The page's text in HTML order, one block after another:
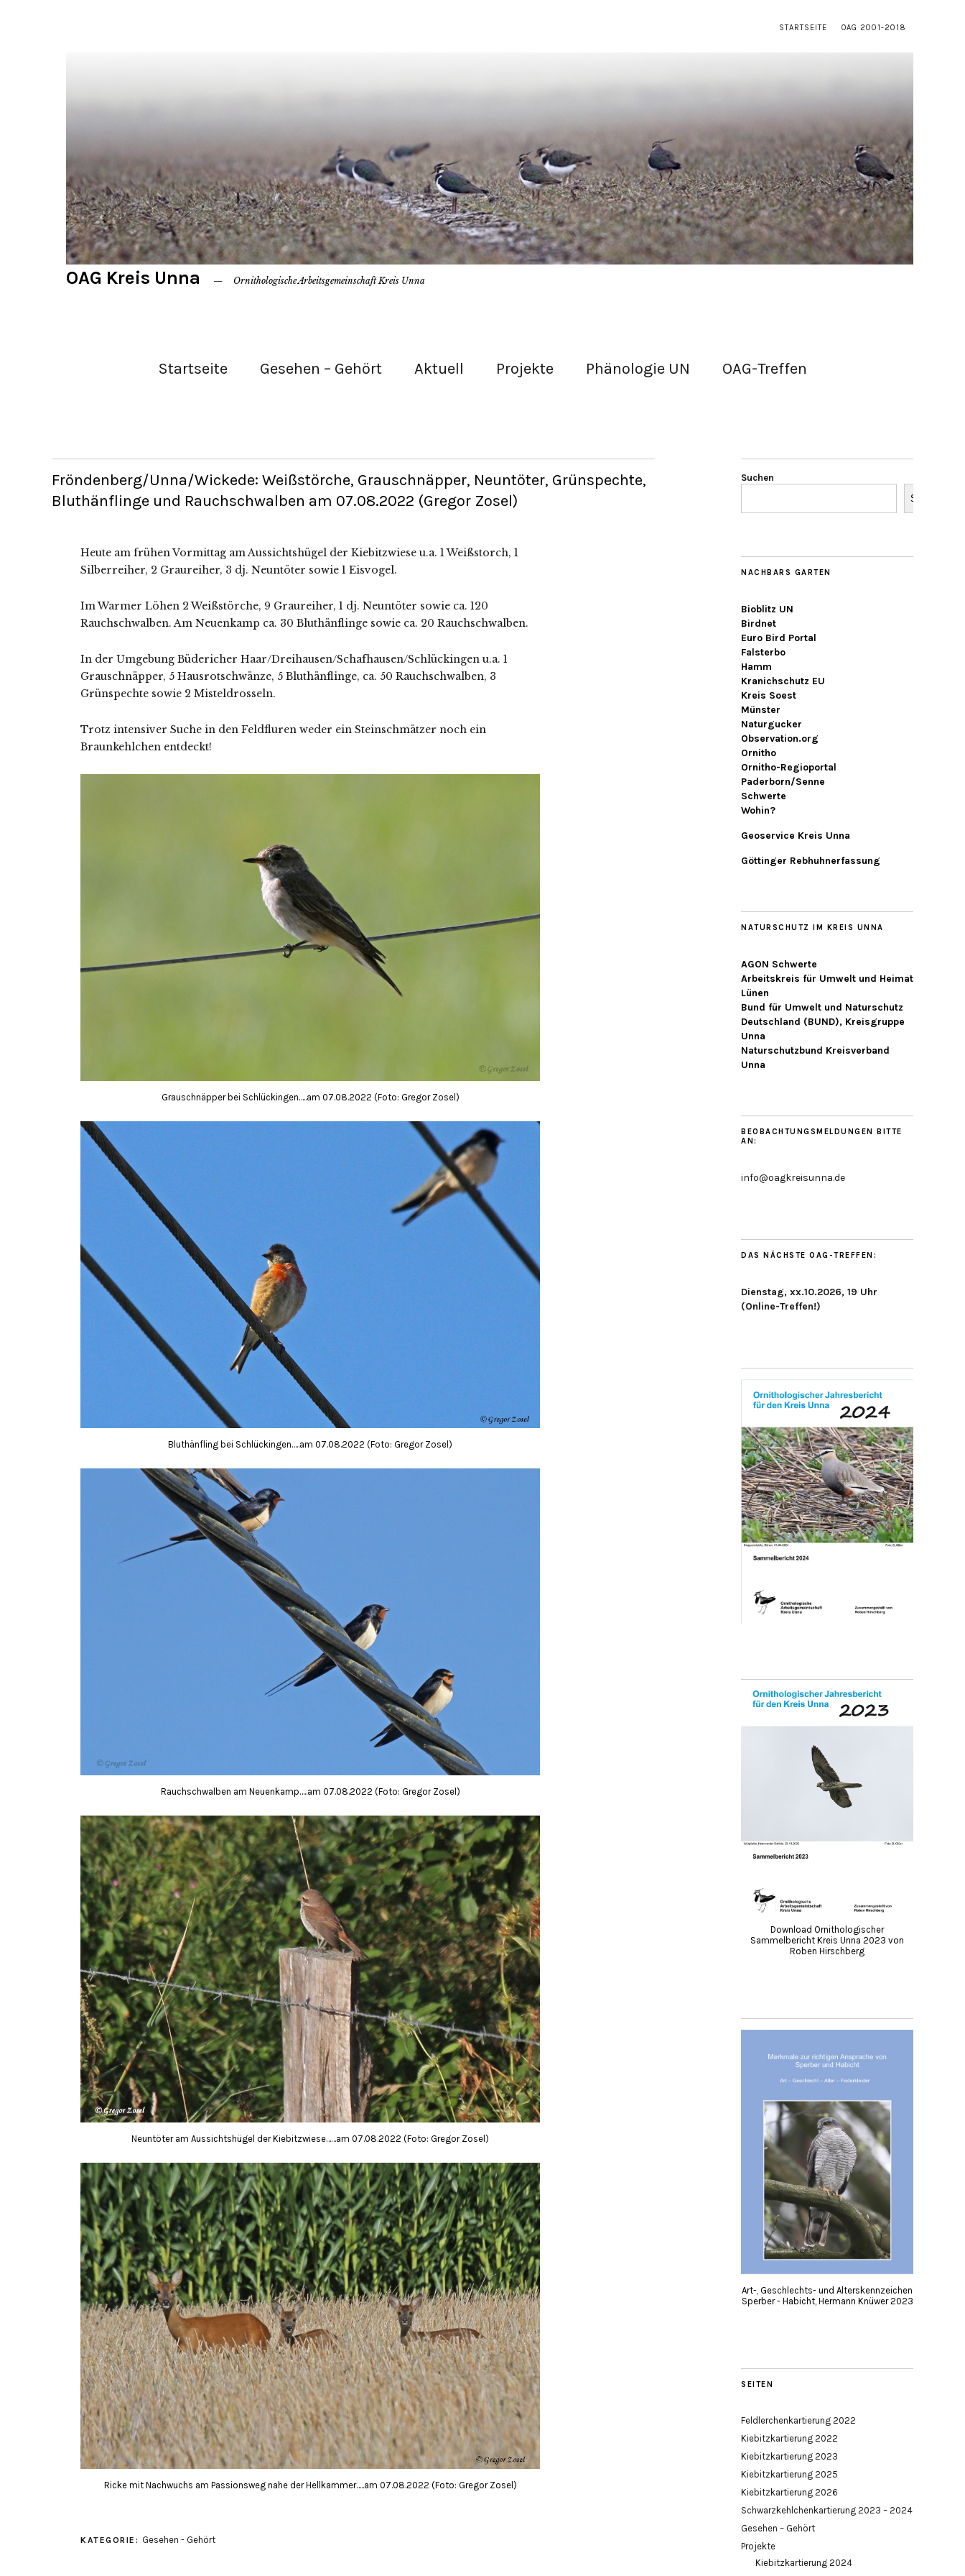
STARTSEITE OAG 2001-2018
OAG Kreis Unna Ornithologische Arbeitsgemeinschaft Kreis Unna
Startseite Gesehen – Gehört Aktuell Projekte Phänologie UN OAG-Treffen
Fröndenberg/Unna/Wickede: Weißstörche, Grauschnäpper, Neuntöter, Grünspechte,
Bluthänflinge und Rauchschwalben am 07.08.2022 (Gregor Zosel)
Heute am frühen Vormittag am Aussichtshügel der Kiebitzwiese u.a. 1 Weißstorch, 1
Silberreiher, 2 Graureiher, 3 dj. Neuntöter sowie 1 Eisvogel.
Im Warmer Löhen 2 Weißstörche, 9 Graureiher, 1 dj. Neuntöter sowie ca. 120
Rauchschwalben. Am Neuenkamp ca. 30 Bluthänflinge sowie ca. 20 Rauchschwalben.
In der Umgebung Büdericher Haar/Dreihausen/Schafhausen/Schlückingen u.a. 1
Grauschnäpper, 5 Hausrotschwänze, 5 Bluthänflinge, ca. 50 Rauchschwalben, 3
Grünspechte sowie 2 Misteldrosseln.
Trotz intensiver Suche in den Feldfluren weder ein Steinschmätzer noch ein
Braunkehlchen entdeckt!
Grauschnäpper bei Schlückingen…..am 07.08.2022 (Foto: Gregor Zosel)
Bluthänfling bei Schlückingen…..am 07.08.2022 (Foto: Gregor Zosel)
Rauchschwalben am Neuenkamp…..am 07.08.2022 (Foto: Gregor Zosel)
Neuntöter am Aussichtshügel der Kiebitzwiese……am 07.08.2022 (Foto: Gregor Zosel)
Ricke mit Nachwuchs am Passionsweg nahe der Hellkammer…..am 07.08.2022 (Foto: Gregor Zosel)
KATEGORIE: Gesehen - Gehört
Suchen
Suchen
NACHBARS GARTEN
Bioblitz UN
Birdnet
Euro Bird Portal
Falsterbo
Hamm
Kranichschutz EU
Kreis Soest
Münster
Naturgucker
Observation.org
Ornitho
Ornitho-Regioportal
Paderborn/Senne
Schwerte
Wohin?
Geoservice Kreis Unna
Göttinger Rebhuhnerfassung
NATURSCHUTZ IM KREIS UNNA
AGON Schwerte
Arbeitskreis für Umwelt und Heimat
Lünen
Bund für Umwelt und Naturschutz
Deutschland (BUND), Kreisgruppe
Unna
Naturschutzbund Kreisverband
Unna
BEOBACHTUNGSMELDUNGEN BITTE
AN:
info@oagkreisunna.de
DAS NÄCHSTE OAG-TREFFEN:
Dienstag, xx.10.2026, 19 Uhr
(Online-Treffen!)
Download Ornithologischer
Sammelbericht Kreis Unna 2023 von
Roben Hirschberg
Art-, Geschlechts- und Alterskennzeichen
Sperber - Habicht, Hermann Knüwer 2023
SEITEN
Feldlerchenkartierung 2022
Kiebitzkartierung 2022
Kiebitzkartierung 2023
Kiebitzkartierung 2025
Kiebitzkartierung 2026
Schwarzkehlchenkartierung 2023 – 2024
Gesehen – Gehört
Projekte
Kiebitzkartierung 2024